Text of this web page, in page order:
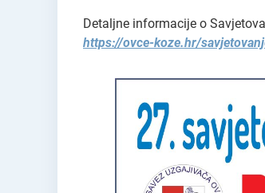
Detaljne informacije o
https://ovce-koze.hr/